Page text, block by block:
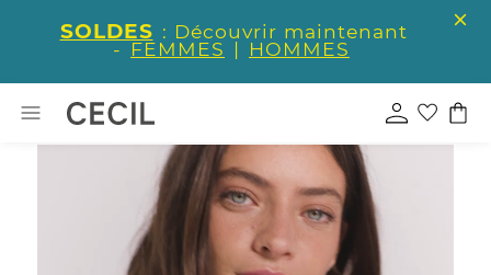
SOLDES : Découvrir maintenant
- FEMMES | HOMMES